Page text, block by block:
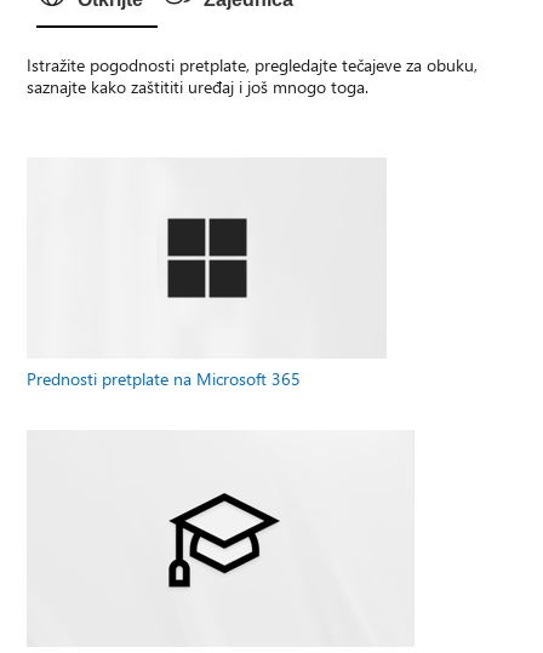
Istražite pogodnosti pretplate, pregledajte tečajeve za obuku,
saznajte kako zaštititi uređaj i još mnogo toga.
Prednosti pretplate na Microsoft 365